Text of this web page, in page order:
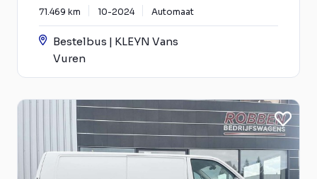
71.469 km 10-2024 Automaat
Bestelbus | KLEYN Vans
Vuren